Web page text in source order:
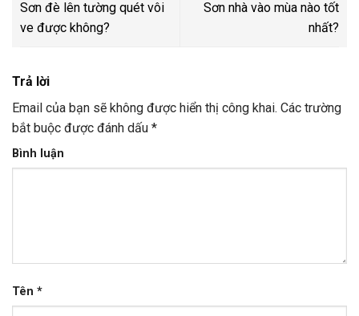
Sơn đè lên tường quét vôi
ve được không?
Sơn nhà vào mùa nào tốt
nhất?
Trả lời
Email của bạn sẽ không được hiển thị công khai. Các trường
bắt buộc được đánh dấu *
Bình luận
Tên *